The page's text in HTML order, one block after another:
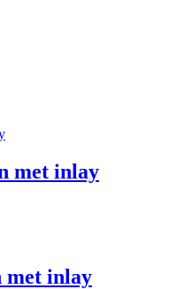
met inlay
met inlay